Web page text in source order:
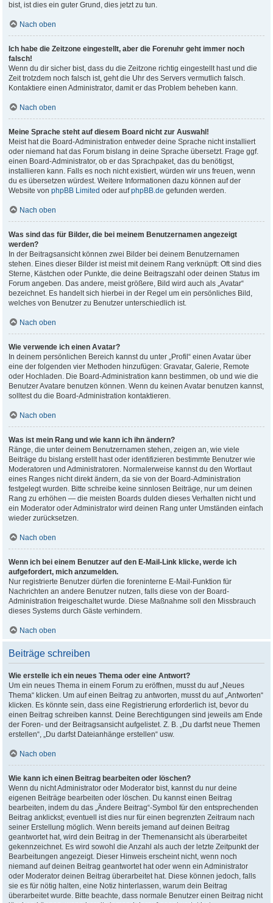
bist, ist dies ein guter Grund, dies jetzt zu tun.
Nach oben
Ich habe die Zeitzone eingestellt, aber die Forenuhr geht immer noch
falsch!
Wenn du dir sicher bist, dass du die Zeitzone richtig eingestellt hast und die
Zeit trotzdem noch falsch ist, geht die Uhr des Servers vermutlich falsch.
Kontaktiere einen Administrator, damit er das Problem beheben kann.
Nach oben
Meine Sprache steht auf diesem Board nicht zur Auswahl!
Meist hat die Board-Administration entweder deine Sprache nicht installiert
oder niemand hat das Forum bislang in deine Sprache übersetzt. Frage ggf.
einen Board-Administrator, ob er das Sprachpaket, das du benötigst,
installieren kann. Falls es noch nicht existiert, würden wir uns freuen, wenn
du es übersetzen würdest. Weitere Informationen dazu können auf der
Website vonphpBB Limited oder aufphpBB.de gefunden werden.
Nach oben
Was sind das für Bilder, die bei meinem Benutzernamen angezeigt
werden?
In der Beitragsansicht können zwei Bilder bei deinem Benutzernamen
stehen. Eines dieser Bilder ist meist mit deinem Rang verknüpft: Oft sind dies
Sterne, Kästchen oder Punkte, die deine Beitragszahl oder deinen Status im
Forum angeben. Das andere, meist größere, Bild wird auch als „Avatar“
bezeichnet. Es handelt sich hierbei in der Regel um ein persönliches Bild,
welches von Benutzer zu Benutzer unterschiedlich ist.
Nach oben
Wie verwende ich einen Avatar?
In deinem persönlichen Bereich kannst du unter „Profil“ einen Avatar über
eine der folgenden vier Methoden hinzufügen: Gravatar, Galerie, Remote
oder Hochladen. Die Board-Administration kann bestimmen, ob und wie die
Benutzer Avatare benutzen können. Wenn du keinen Avatar benutzen kannst,
solltest du die Board-Administration kontaktieren.
Nach oben
Was ist mein Rang und wie kann ich ihn ändern?
Ränge, die unter deinem Benutzernamen stehen, zeigen an, wie viele
Beiträge du bislang erstellt hast oder identifizieren bestimmte Benutzer wie
Moderatoren und Administratoren. Normalerweise kannst du den Wortlaut
eines Ranges nicht direkt ändern, da sie von der Board-Administration
festgelegt wurden. Bitte schreibe keine sinnlosen Beiträge, nur um deinen
Rang zu erhöhen — die meisten Boards dulden dieses Verhalten nicht und
ein Moderator oder Administrator wird deinen Rang unter Umständen einfach
wieder zurücksetzen.
Nach oben
Wenn ich bei einem Benutzer auf den E-Mail-Link klicke, werde ich
aufgefordert, mich anzumelden.
Nur registrierte Benutzer dürfen die foreninterne E-Mail-Funktion für
Nachrichten an andere Benutzer nutzen, falls diese von der Board-
Administration freigeschaltet wurde. Diese Maßnahme soll den Missbrauch
dieses Systems durch Gäste verhindern.
Nach oben
Beiträge schreiben
Wie erstelle ich ein neues Thema oder eine Antwort?
Um ein neues Thema in einem Forum zu eröffnen, musst du auf „Neues
Thema“ klicken. Um auf einen Beitrag zu antworten, musst du auf „Antworten“
klicken. Es könnte sein, dass eine Registrierung erforderlich ist, bevor du
einen Beitrag schreiben kannst. Deine Berechtigungen sind jeweils am Ende
der Foren- und der Beitragsansicht aufgelistet. Z. B. „Du darfst neue Themen
erstellen“, „Du darfst Dateianhänge erstellen“ usw.
Nach oben
Wie kann ich einen Beitrag bearbeiten oder löschen?
Wenn du nicht Administrator oder Moderator bist, kannst du nur deine
eigenen Beiträge bearbeiten oder löschen. Du kannst einen Beitrag
bearbeiten, indem du das „Ändere Beitrag“-Symbol für den entsprechenden
Beitrag anklickst; eventuell ist dies nur für einen begrenzten Zeitraum nach
seiner Erstellung möglich. Wenn bereits jemand auf deinen Beitrag
geantwortet hat, wird dein Beitrag in der Themenansicht als überarbeitet
gekennzeichnet. Es wird sowohl die Anzahl als auch der letzte Zeitpunkt der
Bearbeitungen angezeigt. Dieser Hinweis erscheint nicht, wenn noch
niemand auf deinen Beitrag geantwortet hat oder wenn ein Administrator
oder Moderator deinen Beitrag überarbeitet hat. Diese können jedoch, falls
sie es für nötig halten, eine Notiz hinterlassen, warum dein Beitrag
überarbeitet wurde. Bitte beachte, dass normale Benutzer einen Beitrag nicht